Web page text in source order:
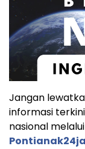
Jangan
informasi
nasional